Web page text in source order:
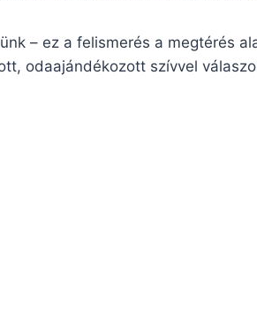
– ez a felismerés a megtérés
odaajándékozott szívvel